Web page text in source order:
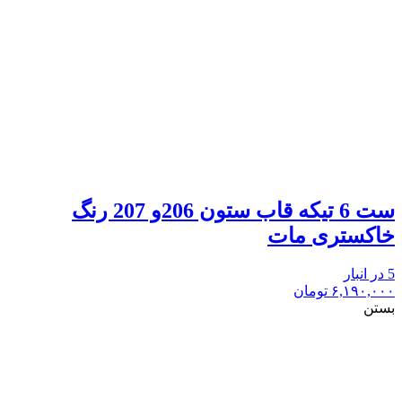
ست 6 تیکه قاب ستون 206و 207 رنگ
خاکستری مات
5 در انبار
۶,۱۹۰,۰۰۰ تومان
بستن